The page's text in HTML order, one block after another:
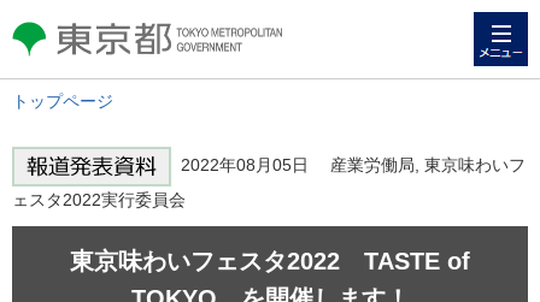
東京都 TOKYO METROPOLITAN
GOVERNMENT
トップページ
2022年08月05日 産業労働局, 東京味わいフ
ェスタ2022実行委員会
東京味わいフェスタ2022 TASTE of